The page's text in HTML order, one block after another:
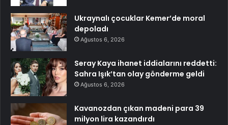
Ukraynalı çocuklar Kemer’de moral
depoladı
Ağustos 6, 2026
Seray Kaya ihanet iddialarını reddetti:
Sahra Işık’tan olay gönderme geldi
Ağustos 6, 2026
Kavanozdan çıkan madeni para 39
milyon lira kazandırdı